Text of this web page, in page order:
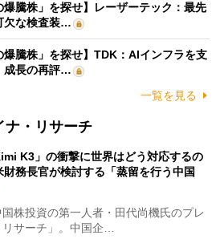
爆騰株」を探せ】レーザーテック：最先
欠な検査装…
爆騰株」を探せ】TDK：AIインフラを支
成長の再評…
一覧を見る
ナ・リサーチ
K3」の衝撃に世界はどう対応するの
務長官が検討する「蒸留を行う中国
株投資の第一人者・田代尚機氏のプレ
サーチ」。中国企…